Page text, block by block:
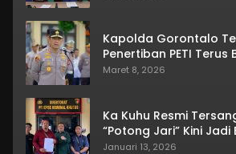
Kapolda Gorontalo
Penertiban PETI Terus
Maret 8, 2026
Ka Kuhu Resmi
“Potong Jari” Kini Jadi
Januari 13, 2026